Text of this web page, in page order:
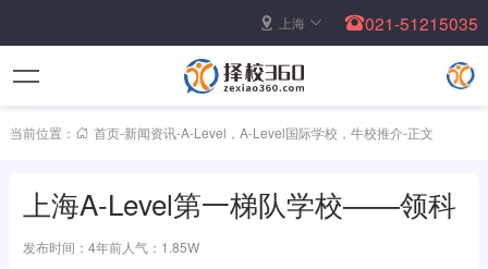
上海 021-51215035
当前位置： 首页-新闻资讯-A-Level ， A-Level国际学校 ， 牛校推介-正文
上海A-Level第一梯队学校——领科
发布时间：4年前人气：1.85W